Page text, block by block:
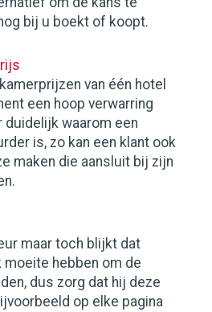
bij u boekt of koopt.
van één hotel
een hoop verwarring
duidelijk waarom een
is, zo kan een klant ook
maken die aansluit bij zijn
maar toch blijkt dat
moeite hebben om de
dus zorg dat hij deze
op elke pagina